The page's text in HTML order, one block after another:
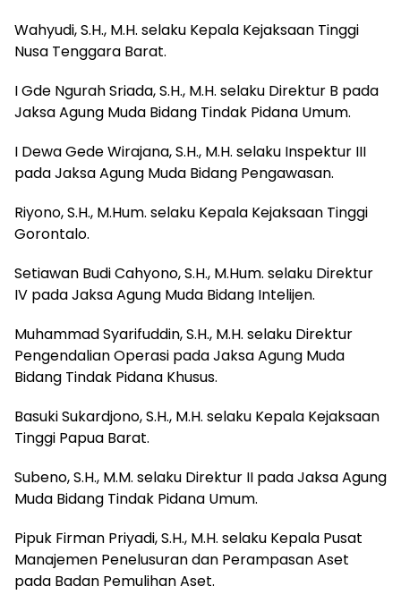
‎Wahyudi, S.H., M.H. selaku Kepala Kejaksaan Tinggi
Nusa Tenggara Barat.
‎I Gde Ngurah Sriada, S.H., M.H. selaku Direktur B pada
Jaksa Agung Muda Bidang Tindak Pidana Umum.
‎I Dewa Gede Wirajana, S.H., M.H. selaku Inspektur III
pada Jaksa Agung Muda Bidang Pengawasan.
Riyono, S.H., M.Hum. selaku Kepala Kejaksaan Tinggi
Gorontalo.
Setiawan Budi Cahyono, S.H., M.Hum. selaku Direktur
IV pada Jaksa Agung Muda Bidang Intelijen.
Muhammad Syarifuddin, S.H., M.H. selaku Direktur
Pengendalian Operasi pada Jaksa Agung Muda
Bidang Tindak Pidana Khusus.
‎Basuki Sukardjono, S.H., M.H. selaku Kepala Kejaksaan
Tinggi Papua Barat.
Subeno, S.H., M.M. selaku Direktur II pada Jaksa Agung
Muda Bidang Tindak Pidana Umum.
Pipuk Firman Priyadi, S.H., M.H. selaku Kepala Pusat
Manajemen Penelusuran dan Perampasan Aset
pada Badan Pemulihan Aset.